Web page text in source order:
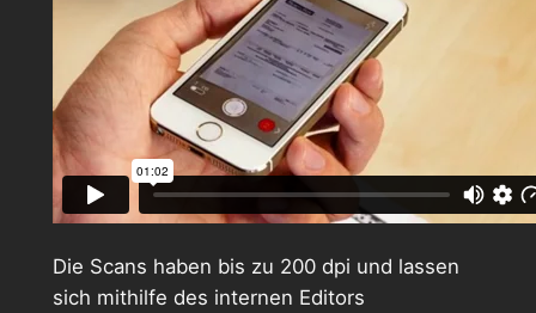
Die Scans haben bis zu 200 dpi und lassen
sich mithilfe des internen Editors